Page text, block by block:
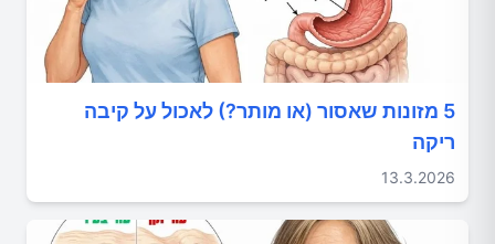
5 מזונות שאסור (או מותר?) לאכול על קיבה
ריקה
13.3.2026